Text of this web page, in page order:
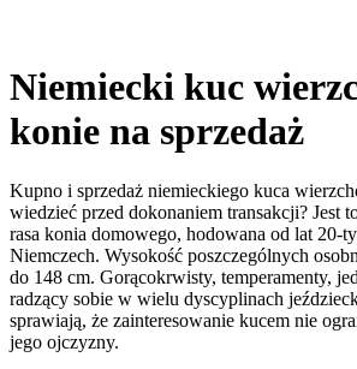
Niemiecki kuc
konie na sprzedaż
Kupno i sprzedaż niemieckiego kuca
wiedzieć przed dokonaniem transakcji? Jest
rasa konia domowego, hodowana od lat 20-
Niemczech. Wysokość poszczególnych
do 148 cm. Gorącokrwisty, temperamenty,
radzący sobie w wielu dyscyplinach
sprawiają, że zainteresowanie kucem nie
jego ojczyzny.